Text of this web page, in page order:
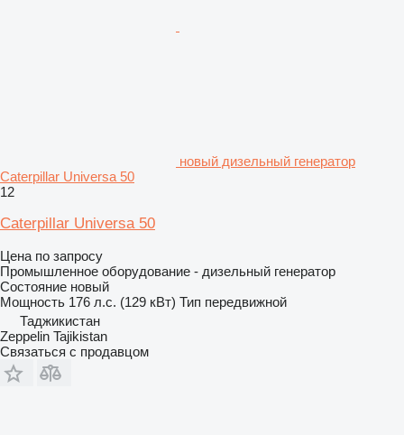
новый дизельный генератор
Caterpillar Universa 50
12
Caterpillar Universa 50
Цена по запросу
Промышленное оборудование - дизельный генератор
Состояние новый
Мощность 176 л.с. (129 кВт) Тип передвижной
Таджикистан
Zeppelin Tajikistan
Связаться с продавцом